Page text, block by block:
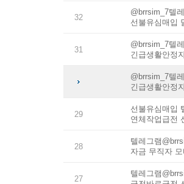
32
@brrsim_7텔
선불유심매입
31
@brrsim_7텔
긴급생활안정
@brrsim_7텔
긴급생활안정
29
선불유심매입
연체작업급전
28
텔레그램
자금 무직자
27
텔레그램